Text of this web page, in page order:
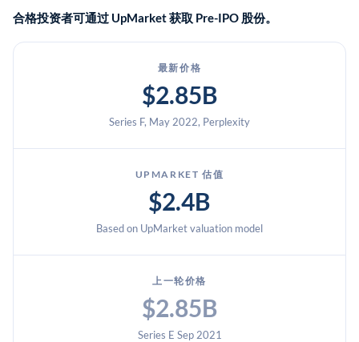
合格投资者可通过 UpMarket 获取 Pre-IPO 股份。
最新价格
$2.85B
Series F, May 2022, Perplexity
UPMARKET 估值
$2.4B
Based on UpMarket valuation model
上一轮价格
$2.85B
Series E Sep 2021